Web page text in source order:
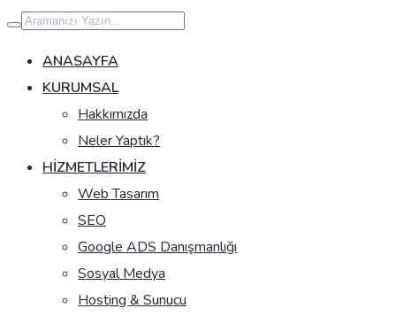
İçeriğe
geç
ANASAYFA
KURUMSAL
Hakkımızda
Neler Yaptık?
HIZMETLERIMIZ
Web Tasarım
SEO
Google ADS Danışmanlığı
Sosyal Medya
Hosting & Sunucu